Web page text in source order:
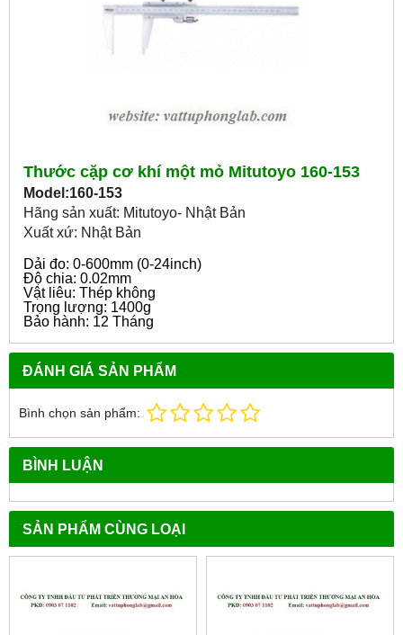
Thước cặp cơ khí một mỏ Mitutoyo 160-153
Model:160-153
Hãng sản xuất: Mitutoyo- Nhật Bản
Xuất xứ: Nhật Bản
Dải đo: 0-600mm (0-24inch)
Độ chia: 0.02mm
Vật liêu: Thép không
Trọng lượng: 1400g
Bảo hành: 12 Tháng
ĐÁNH GIÁ SẢN PHẨM
Bình chọn sản phẩm:
BÌNH LUẬN
SẢN PHẨM CÙNG LOẠI